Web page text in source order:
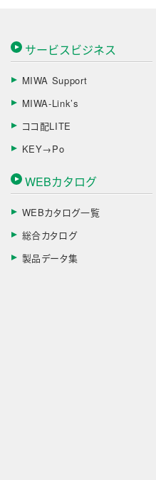
サービスビジネス
MIWA Support
MIWA-Link’s
ココ配LITE
KEY→Po
WEBカタログ
WEBカタログ一覧
総合カタログ
製品データ集